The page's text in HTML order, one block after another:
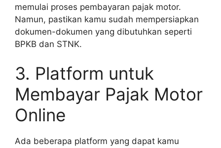
memulai proses pembayaran pajak motor.
Namun, pastikan kamu sudah mempersiapkan
dokumen-dokumen yang dibutuhkan seperti
BPKB dan STNK.
3. Platform untuk
Membayar Pajak Motor
Online
Ada beberapa platform yang dapat kamu